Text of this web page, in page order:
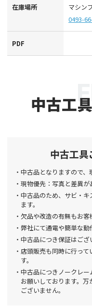
在庫場所
マシン
0493-
PDF
中古工
中古工
中古品となりますので、
現物優先：写真と差異が
中古品のため、サビ・
ます。
欠品や改造の有無もお客
弊社にて通電や簡単な動
中古品につき保証はござ
店頭販売も同時に行っ
す。
中古品につきノークレ
お願いしております。
ございません。